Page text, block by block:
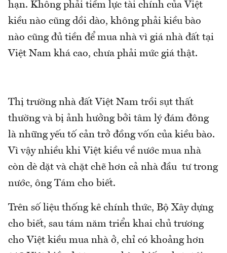
hạn. Không phải tiềm lực tài chính của Việt
kiều nào cũng dồi dào, không phải kiều bào
nào cũng đủ tiền để mua nhà vì giá nhà đất tại
Việt Nam khá cao, chưa phải mức giá thật.
Thị trường nhà đất Việt Nam trồi sụt thất
thường và bị ảnh hưởng bởi tâm lý đám đông
là những yếu tố cản trở đồng vốn của kiều bào.
Vì vậy nhiều khi Việt kiều về nước mua nhà
còn dè dặt và chặt chẽ hơn cả nhà đầu tư trong
nước, ông Tám cho biết.
Trên số liệu thống kê chính thức, Bộ Xây dựng
cho biết, sau tám năm triển khai chủ trương
cho Việt kiều mua nhà ở, chỉ có khoảng hơn